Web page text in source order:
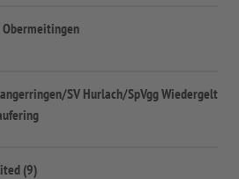
Obermeitingen
SV Hurlach/SpVgg Wiedergelt
(9)